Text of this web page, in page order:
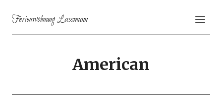
Inhalt
springen
Ferienwohnung Lassmann
American